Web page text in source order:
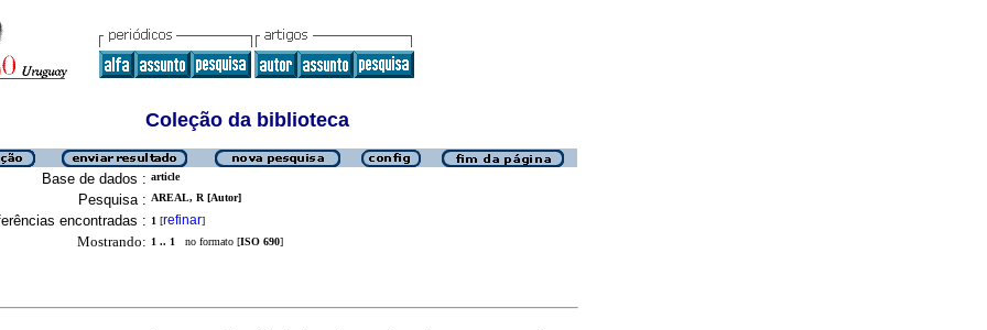
Coleção da biblioteca
Base de dados : article
Pesquisa : AREAL, R [Autor]
encontradas : 1 [refinar]
Mostrando: 1 .. 1 no formato [ISO 690]